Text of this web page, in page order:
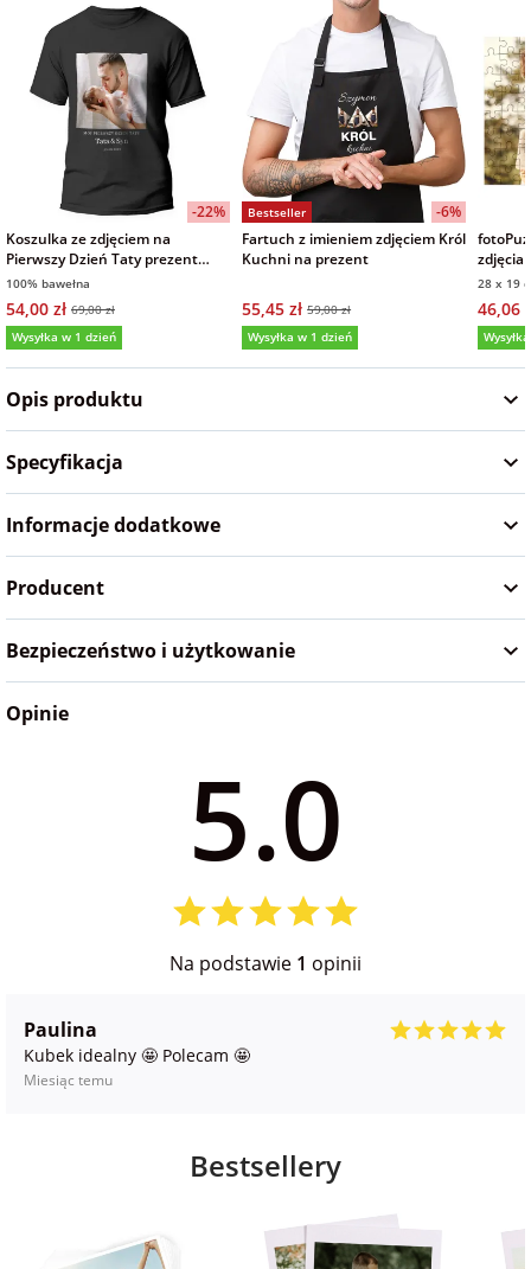
na Wielkanoc
na wieczór
panieński
na wieczór
-22%
Koszulka ze zdjęciem na
Pierwszy Dzień Taty prezent
męska czarna
100% bawełna
54,00 zł 69,00 zł
Wysyłka w 1 dzień
Bestseller
-6%
Fartuch z imieniem zdjęciem Król
Kuchni na prezent
55,45 zł 59,00 zł
Wysyłka w 1 dzień
zdjęcia
na
28 x 19
46,06
Opis produktu
Specyfikacja
Informacje dodatkowe
Producent
Bezpieczeństwo i użytkowanie
Opinie
5.0
Na podstawie 1 opinii
Paulina
Kubek idealny 🤩 Polecam 🤩
Miesiąc temu
Bestsellery